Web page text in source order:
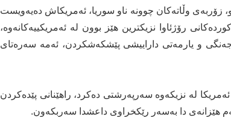
وڵاتەکان چوونە ناو سوریا، ئەمریکاش دەیەویست
رۆژئاوا نزیکترین هێز بوون لە ئەمریکییەکانەوە،
و یارمەتی داراییشی پێشکەشکردن، ئەمە سەرەتای
پێکهێنرا، ئەمریکا لە نزیکەوە سەرپەرشتی دەکرد، راهێنانی پێدەکردن
هێزانەی دا بەسەر رێکخراوی داعشدا سەربکەون.